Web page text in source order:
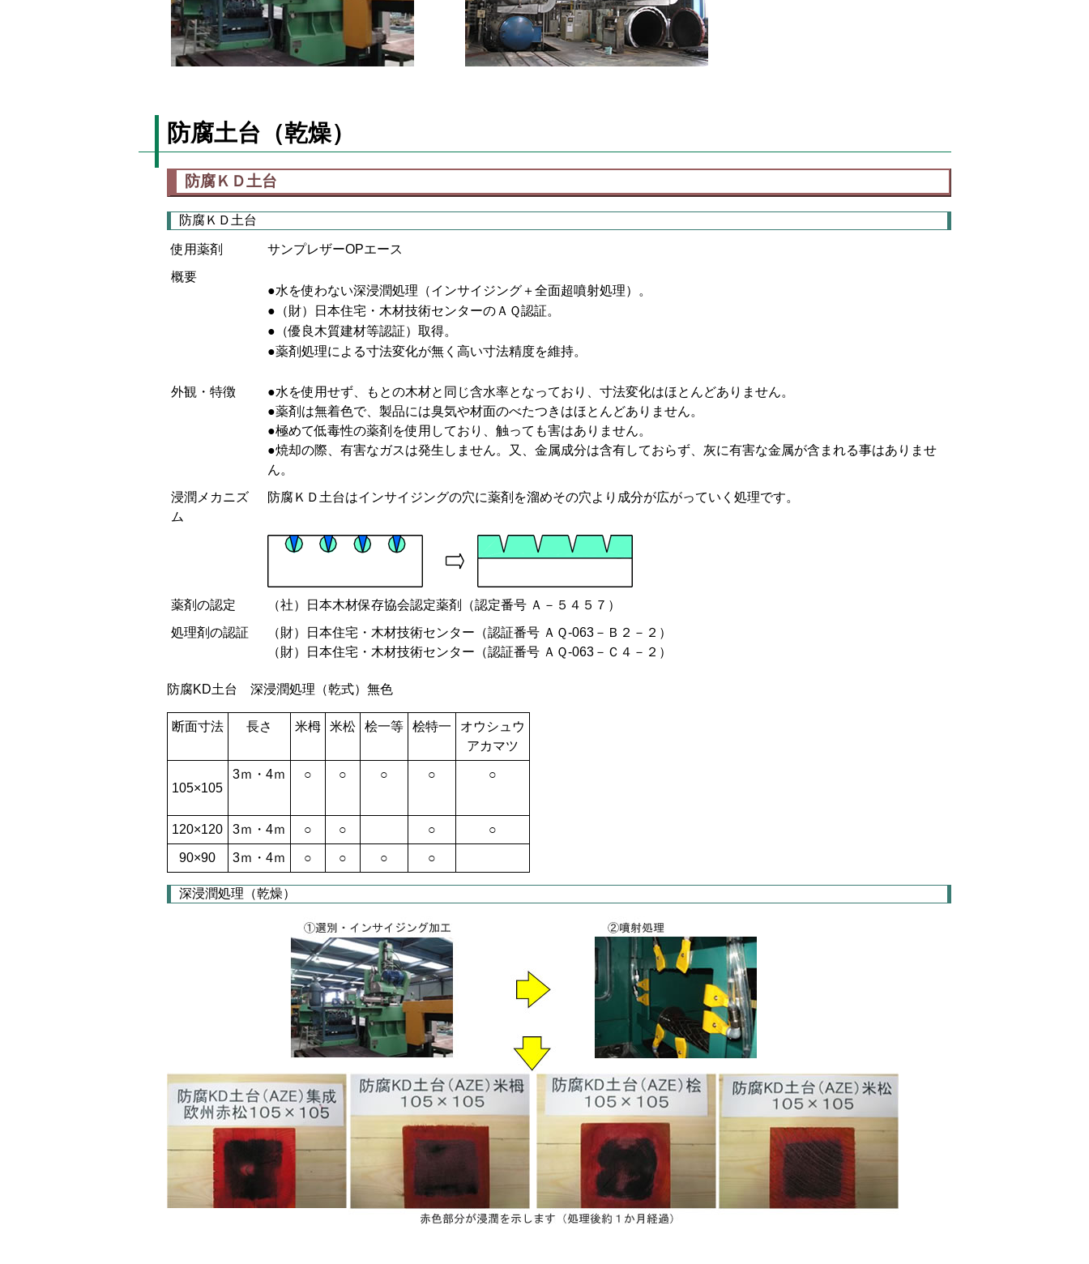
防腐土台（乾燥）
防腐ＫＤ土台
防腐ＫＤ土台
使用薬剤
サンプレザーOPエース
概要
●水を使わない深浸潤処理（インサイジング＋全面超噴射処理）。
●（財）日本住宅・木材技術センターのＡＱ認証。
●（優良木質建材等認証）取得。
●薬剤処理による寸法変化が無く高い寸法精度を維持。
外観・特徴
●水を使用せず、もとの木材と同じ含水率となっており、寸法変化はほとんどありません。
●薬剤は無着色で、製品には臭気や材面のべたつきはほとんどありません。
●極めて低毒性の薬剤を使用しており、触っても害はありません。
●焼却の際、有害なガスは発生しません。又、金属成分は含有しておらず、灰に有害な金属が含まれる事はありませ
ん。
浸潤メカニズ
ム
防腐ＫＤ土台はインサイジングの穴に薬剤を溜めその穴より成分が広がっていく処理です。
薬剤の認定
（社）日本木材保存協会認定薬剤（認定番号 Ａ－５４５７）
処理剤の認証
（財）日本住宅・木材技術センター（認証番号 ＡＱ-063－Ｂ２－２）
（財）日本住宅・木材技術センター（認証番号 ＡＱ-063－Ｃ４－２）
防腐KD土台 深浸潤処理（乾式）無色
断面寸法 長さ 米栂 米松 桧一等 桧特一
オウシュウ
アカマツ
105×105
3ｍ・4ｍ ○ ○ ○ ○ ○
120×120 3ｍ・4ｍ ○ ○ ○ ○
90×90 3ｍ・4ｍ ○ ○ ○ ○
深浸潤処理（乾燥）